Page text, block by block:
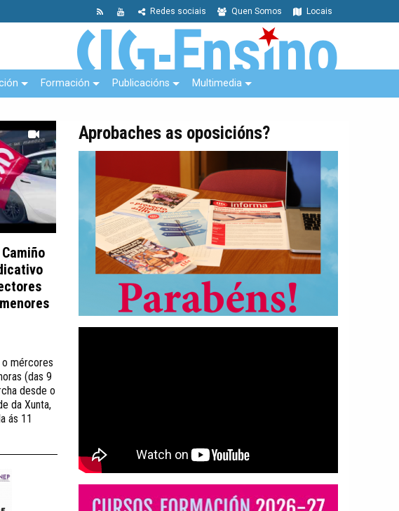
Locais
Quen Somos
Redes sociais
Formación Publicacións Multimedia
o mércores
(das 9
desde o
da Xunta,
ás 11
Aprobaches as oposicións?